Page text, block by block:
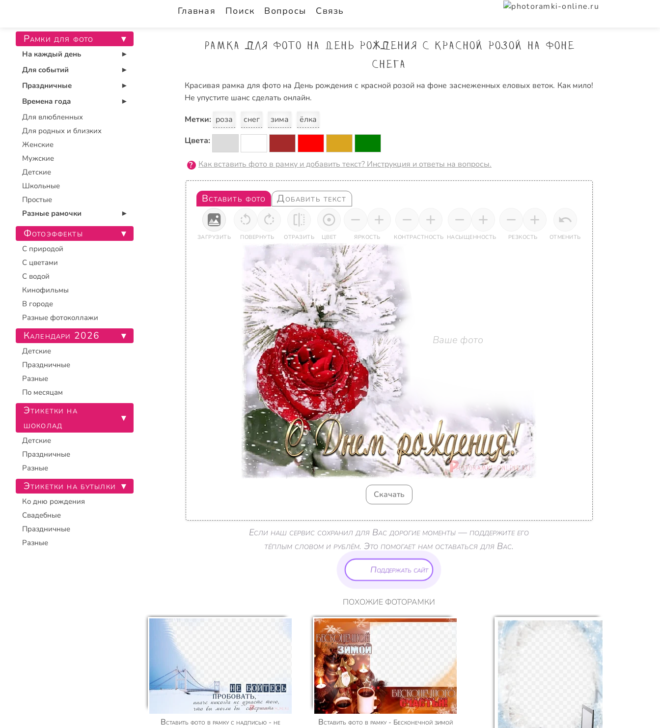
Главная Поиск Вопросы Связь
Рамка для фото на День рождения с красной розой на фоне
снега
Красивая рамка для фото на День рождения с красной розой на фоне заснеженных еловых веток. Как мило!
Не упустите шанс сделать онлайн.
Метки: роза снег зима
ёлка
Цвета:
Как вставить фото в рамку и добавить текст? Инструкция и ответы на вопросы.
Вставить фото Добавить текст
ЗАГРУЗИТЬ ПОВЕРНУТЬ ОТРАЗИТЬ ЦВЕТ ЯРКОСТЬ КОНТРАСТНОСТЬ НАСЫЩЕННОСТЬ РЕЗКОСТЬ ОТМЕНИТЬ
Ваше фото
Скачать
Если наш сервис сохранил для Вас дорогие моменты — поддержите его
тёплым словом и рублём. Это помогает нам оставаться для Вас.
Поддержать сайт
ПОХОЖИЕ ФОТОРАМКИ
Вставить фото в рамку с надписью - не Вставить фото в рамку - Бесконечной зимой
Рамки для фото ▾
На каждый день ▾
Для событий ▾
Праздничные ▾
Времена года ▾
Для влюбленных
Для родных и близких
Женские
Мужские
Детские
Школьные
Простые
Разные рамочки
▾
Фотоэффекты ▾
С природой
С цветами
С водой
Кинофильмы
В городе
Разные фотоколлажи
Календари 2026 ▾
Детские
Праздничные
Разные
По месяцам
Этикетки на
шоколад
▾
Детские
Праздничные
Разные
Этикетки на бутылки ▾
Ко дню рождения
Свадебные
Праздничные
Разные